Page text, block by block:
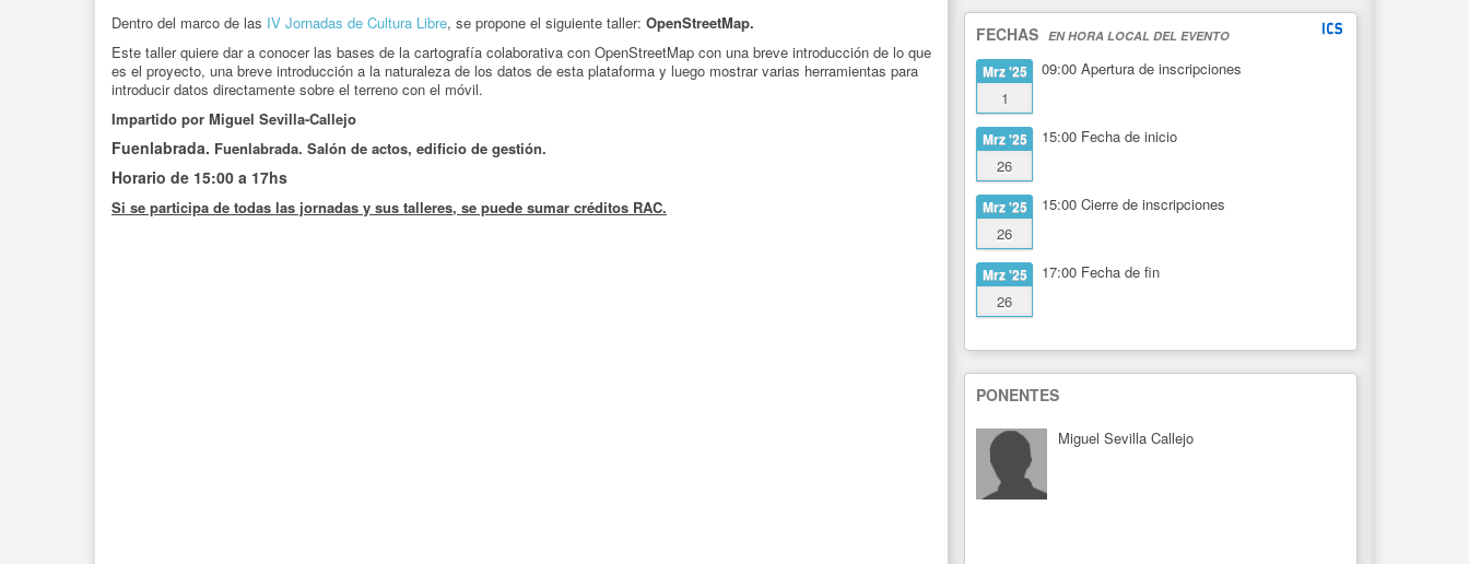
Dentro del marco de las IV Jornadas de Cultura Libre, se propone el siguiente taller: OpenStreetMap.
Este taller quiere dar a conocer las bases de la cartografía colaborativa con OpenStreetMap con una breve introducción de lo que
es el proyecto, una breve introducción a la naturaleza de los datos de esta plataforma y luego mostrar varias herramientas para
introducir datos directamente sobre el terreno con el móvil.
Impartido por Miguel Sevilla-Callejo
Fuenlabrada. Fuenlabrada. Salón de actos, edificio de gestión.
Horario de 15:00 a 17hs
Si se participa de todas las jornadas y sus talleres, se puede sumar créditos RAC.
FECHAS EN HORA LOCAL DEL EVENTO
Mrz '25
1
09:00 Apertura de inscripciones
Mrz '25
26
15:00 Fecha de inicio
Mrz '25
26
15:00 Cierre de inscripciones
Mrz '25
26
17:00 Fecha de fin
PONENTES
Miguel Sevilla Callejo